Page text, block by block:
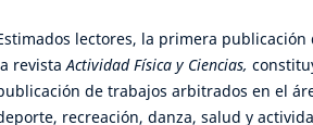
lectores, la primera publicación
revistaActividad Física y Ciencias,
de trabajos arbitrados en el
recreación, danza, salud y